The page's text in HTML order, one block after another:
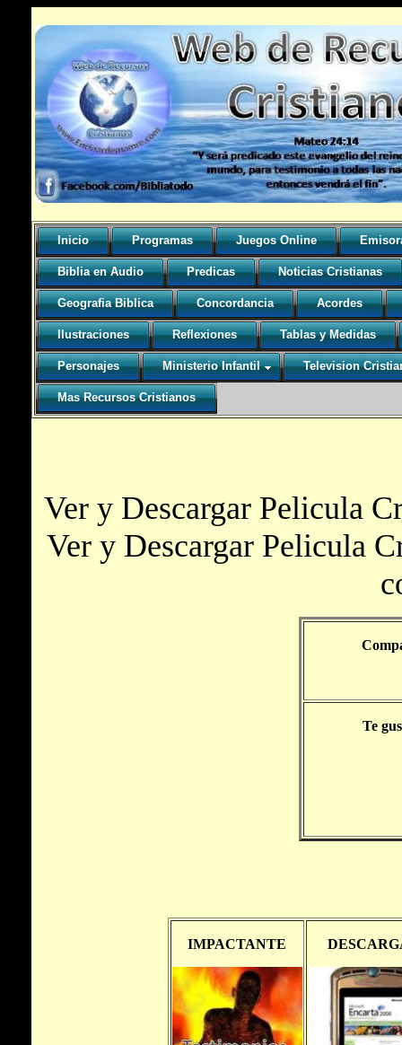
Inicio Programas Juegos Online
Biblia en Audio Predicas Noticias Cristianas
Geografia Biblica Concordancia Acordes
Ilustraciones Reflexiones Tablas y Medidas
Personajes Ministerio Infantil Television
Mas Recursos Cristianos
Ver y Descargar Pelicula
Ver y Descargar Pelicula
Te